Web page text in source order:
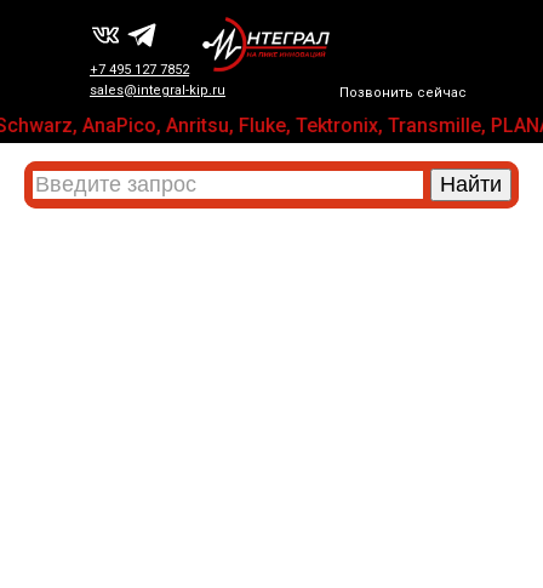
Позвонить сейчас
+7 495 127 7852
sales@integral-kip.ru
AnaPico, Anritsu, Fluke, Tektronix, Transmille,